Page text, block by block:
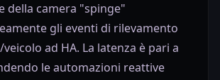
della camera "spinge"
gli eventi di rilevamento
ad HA. La latenza è pari a
le automazioni reattive